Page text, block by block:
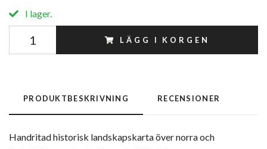
I lager.
LÄGG I KORGEN
PRODUKTBESKRIVNING RECENSIONER
Handritad historisk landskapskarta över norra och